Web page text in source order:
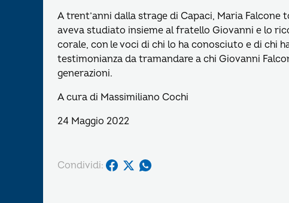
A trent’anni dalla strage di Capaci, Maria Falcone
aveva studiato insieme al fratello Giovanni e lo
corale, con le voci di chi lo ha conosciuto e di chi
testimonianza da tramandare a chi Giovanni
generazioni.
A cura di Massimiliano Cochi
24 Maggio 2022
Condividi: